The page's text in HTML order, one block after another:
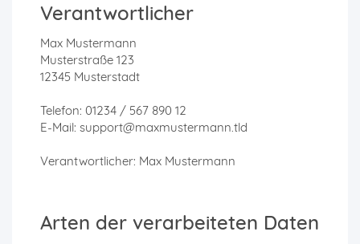
Verantwortlicher
Max Mustermann
Musterstraße 123
12345 Musterstadt
Telefon: 01234 / 567 890 12
E-Mail: support@maxmustermann.tld
Verantwortlicher: Max Mustermann
Arten der verarbeiteten Daten